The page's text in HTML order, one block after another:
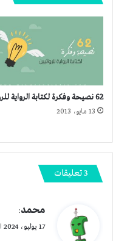
62 نصيحة وفكرة لكتابة الرواية للروائيين
13 مايو، 2013
‫3 تعليقات
ي
محمد:
17 يوليو، 2024 الساعة 4:59 ص